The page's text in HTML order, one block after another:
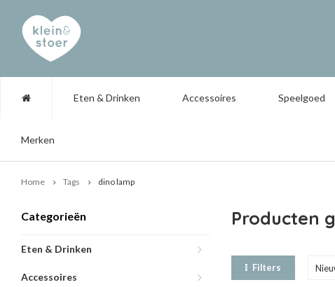
Eten & Drinken Accessoires Speelgoed
Merken
Home Tags dino lamp
Categorieën
Eten & Drinken
Accessoires
Producten
Filters